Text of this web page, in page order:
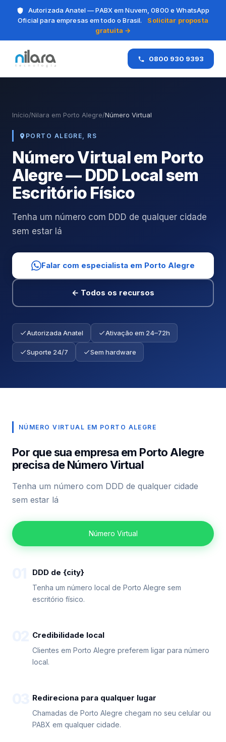
Autorizada Anatel — PABX em Nuvem, 0800 e WhatsApp
Oficial para empresas em todo o Brasil.
Solicitar proposta
gratuita →
0800 930 9393
Início/Nilara em Porto Alegre/Número Virtual
PORTO ALEGRE, RS
Número Virtual em Porto
Alegre — DDD Local sem
Escritório Físico
Tenha um número com DDD de qualquer cidade
sem estar lá
Falar com especialista em Porto Alegre
← Todos os recursos
Autorizada Anatel Ativação em 24–72h
Suporte 24/7 Sem hardware
NÚMERO VIRTUAL EM PORTO ALEGRE
Por que sua empresa em Porto Alegre
precisa de Número Virtual
Tenha um número com DDD de qualquer cidade
sem estar lá
Número Virtual
DDD de {city}
Tenha um número local de Porto Alegre sem
escritório físico.
Credibilidade local
Clientes em Porto Alegre preferem ligar para número
local.
Redireciona para qualquer lugar
Chamadas de Porto Alegre chegam no seu celular ou
PABX em qualquer cidade.